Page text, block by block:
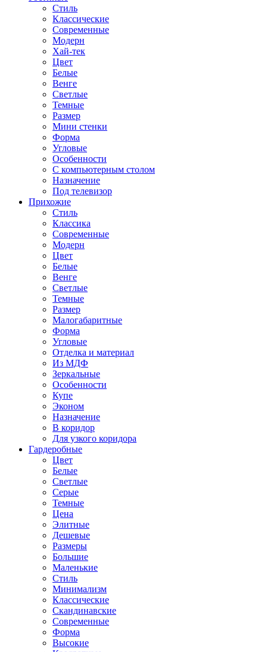
Стиль
Классические
Современные
Модерн
Хай-тек
Цвет
Белые
Венге
Светлые
Темные
Размер
Мини стенки
Форма
Угловые
Особенности
С компьютерным столом
Назначение
Под телевизор
Прихожие
Стиль
Классика
Современные
Модерн
Цвет
Белые
Венге
Светлые
Темные
Размер
Малогабаритные
Форма
Угловые
Отделка и материал
Из МДФ
Зеркальные
Особенности
Купе
Эконом
Назначение
В коридор
Для узкого коридора
Гардеробные
Цвет
Белые
Светлые
Серые
Темные
Цена
Элитные
Дешевые
Размеры
Большие
Маленькие
Стиль
Минимализм
Классические
Скандинавские
Современные
Форма
Высокие